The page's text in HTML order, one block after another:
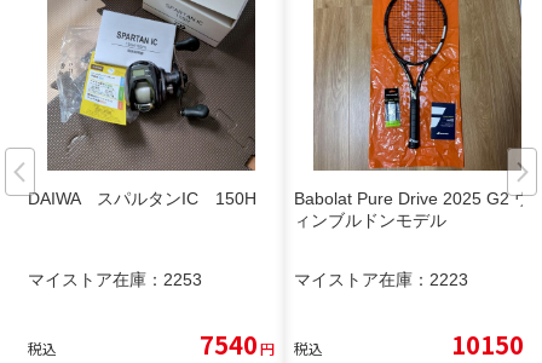
DAIWA スパルタンIC 150H
マイストア在庫： 2253
税込 7540円
Babolat Pure Drive 2025 G2 ウ
ィンブルドンモデル
マイストア在庫： 2223
税込 10150